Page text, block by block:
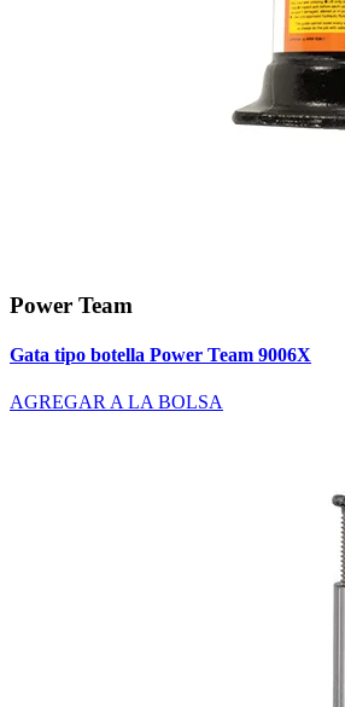
Power Team
Gata tipo botella Power Team 9006X
AGREGAR A LA BOLSA